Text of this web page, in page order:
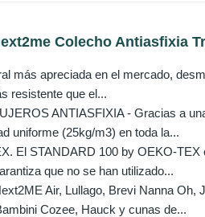
Colecho Antiasfixia
más apreciada en el mercado,
resistente que el...
ANTIASFIXIA - Gracias a
uniforme (25kg/m3) en toda la...
El STANDARD 100 by OEKO-
que no se han utilizado...
Air, Lullago, Brevi Nanna Oh,
Cozee, Hauck y cunas de...